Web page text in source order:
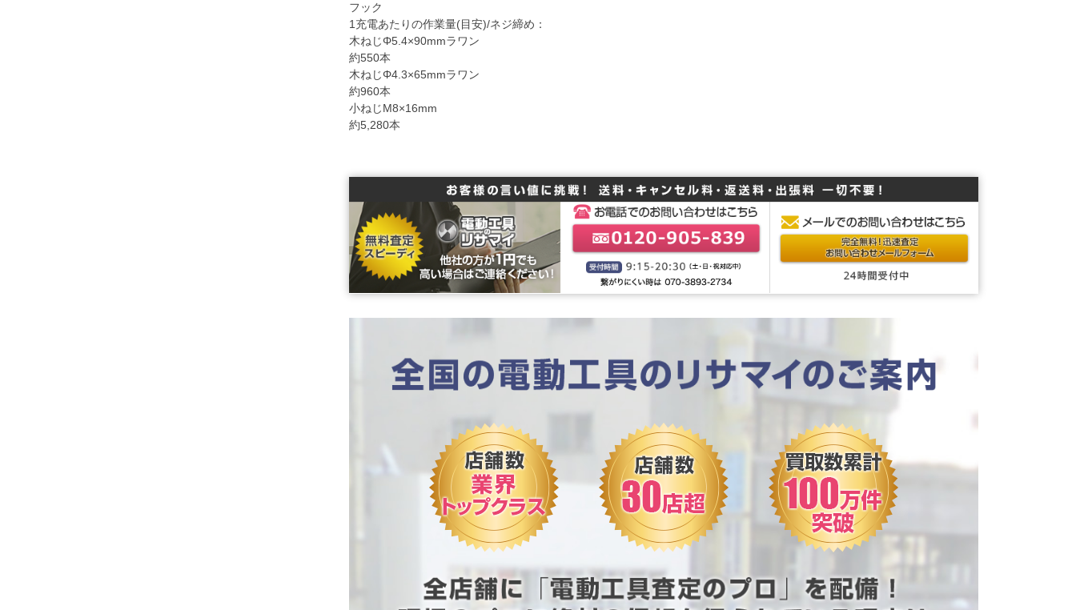
フック
1充電あたりの作業量(目安)/ネジ締め：
木ねじΦ5.4×90mmラワン
約550本
木ねじΦ4.3×65mmラワン
約960本
小ねじM8×16mm
約5,280本